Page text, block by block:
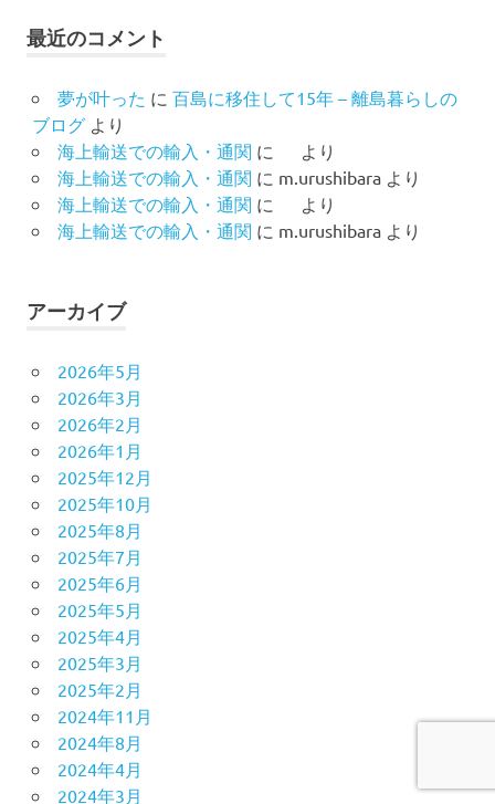
最近のコメント
夢が叶った に 百島に移住して15年 – 離島暮らしの
ブログより
海上輸送での輸入・通関 に
より
海上輸送での輸入・通関 に m.urushibaraより
海上輸送での輸入・通関 に
より
海上輸送での輸入・通関 に m.urushibaraより
アーカイブ
2026年5月
2026年3月
2026年2月
2026年1月
2025年12月
2025年10月
2025年8月
2025年7月
2025年6月
2025年5月
2025年4月
2025年3月
2025年2月
2024年11月
2024年8月
2024年4月
2024年3月